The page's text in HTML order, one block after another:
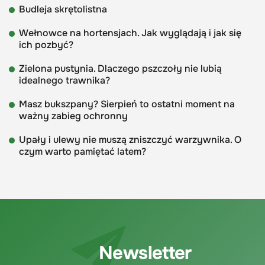
Budleja skrętolistna
Wełnowce na hortensjach. Jak wyglądają i jak się
ich pozbyć?
Zielona pustynia. Dlaczego pszczoły nie lubią
idealnego trawnika?
Masz bukszpany? Sierpień to ostatni moment na
ważny zabieg ochronny
Upały i ulewy nie muszą zniszczyć warzywnika. O
czym warto pamiętać latem?
Newsletter